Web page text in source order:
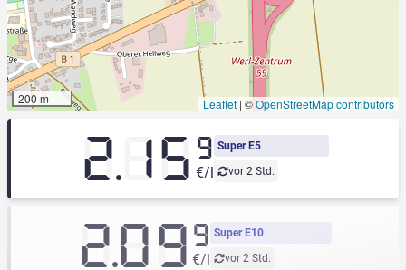
200 m Leaflet | ©OpenStreetMap contributors
Super E5
vor 2 Std.
2.15 9
€/l
Super E10
vor 2 Std.
2.099
€/l